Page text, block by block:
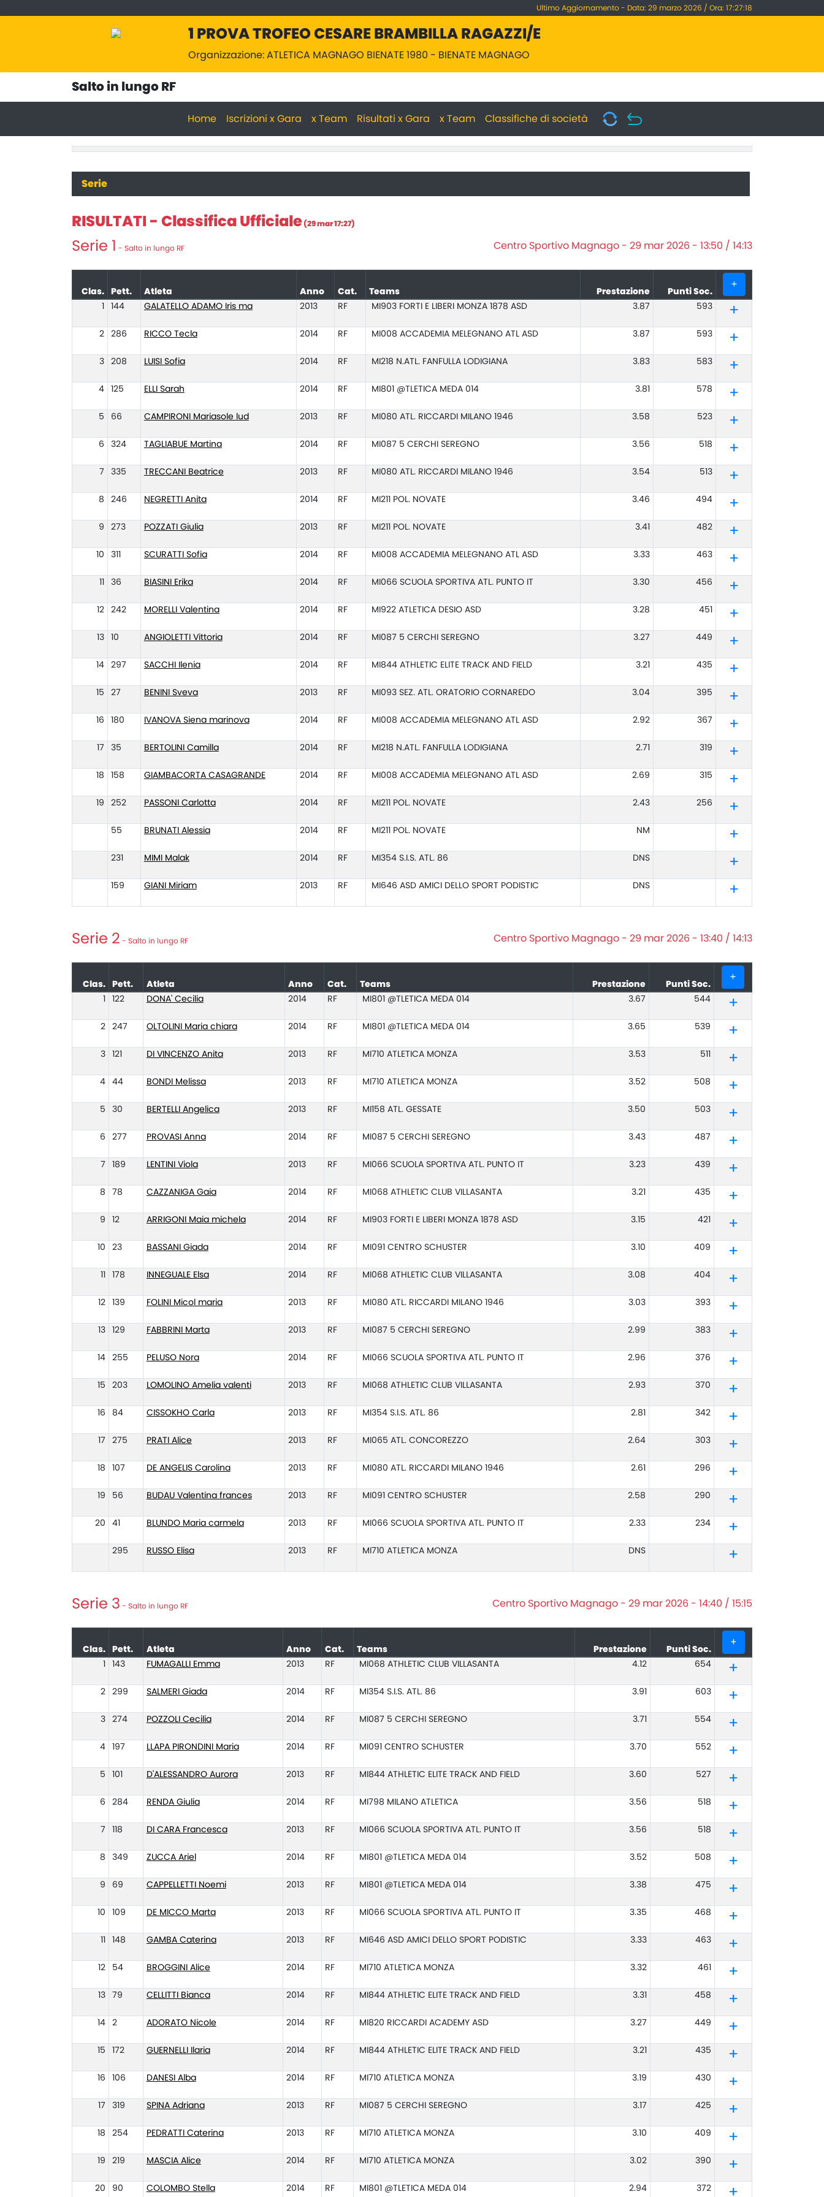
Ultimo Aggiornamento - Data: 29 marzo 2026 / Ora: 17:27:18
1 PROVA TROFEO CESARE BRAMBILLA RAGAZZI/E
Organizzazione: ATLETICA MAGNAGO BIENATE 1980 - BIENATE MAGNAGO
Salto in lungo RF
Home Iscrizioni x Gara x Team Risultati x Gara x Team Classifiche di società
Serie
RISULTATI - Classifica Ufficiale (29 mar 17:27)
Serie 1 - Salto in lungo RF Centro Sportivo Magnago - 29 mar 2026 - 13:50 / 14:13
Clas. Pett. Atleta Anno Cat. Teams Prestazione Punti Soc.
+
144 GALATELLO ADAMO Iris ma 2013 RF MI903 FORTI E LIBERI MONZA 1878 ASD 3.87 593
2 286 RICCO Tecla 2014 RF MI008 ACCADEMIA MELEGNANO ATL ASD 3.87 593
3 208 LUISI Sofia 2014 RF MI218 N.ATL. FANFULLA LODIGIANA 3.83 583
4 125 ELLI Sarah 2014 RF MI801 @TLETICA MEDA 014 3.81 578
5 66 CAMPIRONI Mariasole lud 2013 RF MI080 ATL. RICCARDI MILANO 1946 3.58 523
6 324 TAGLIABUE Martina 2014 RF MI087 5 CERCHI SEREGNO 3.56 518
7 335 TRECCANI Beatrice 2013 RF MI080 ATL. RICCARDI MILANO 1946 3.54 513
8 246 NEGRETTI Anita 2014 RF MI211 POL. NOVATE 3.46 494
9 273 POZZATI Giulia 2013 RF MI211 POL. NOVATE 3.41 482
10 311 SCURATTI Sofia 2014 RF MI008 ACCADEMIA MELEGNANO ATL ASD 3.33 463
36 BIASINI Erika 2014 RF MI066 SCUOLA SPORTIVA ATL. PUNTO IT 3.30 456
12 242 MORELLI Valentina 2014 RF MI922 ATLETICA DESIO ASD 3.28 451
13 10 ANGIOLETTI Vittoria 2014 RF MI087 5 CERCHI SEREGNO 3.27 449
14 297 SACCHI Ilenia 2014 RF MI844 ATHLETIC ELITE TRACK AND FIELD 3.21 435
15 27 BENINI Sveva 2013 RF MI093 SEZ. ATL. ORATORIO CORNAREDO 3.04 395
16 180 IVANOVA Siena marinova 2014 RF MI008 ACCADEMIA MELEGNANO ATL ASD 2.92 367
17 35 BERTOLINI Camilla 2014 RF MI218 N.ATL. FANFULLA LODIGIANA 2.71 319
18 158 GIAMBACORTA CASAGRANDE 2014 RF MI008 ACCADEMIA MELEGNANO ATL ASD 2.69 315
19 252 PASSONI Carlotta 2014 RF MI211 POL. NOVATE 2.43 256
55 BRUNATI Alessia 2014 RF MI211 POL. NOVATE NM
231 MIMI Malak 2014 RF MI354 S.I.S. ATL. 86 DNS
159 GIANI Miriam 2013 RF MI646 ASD AMICI DELLO SPORT PODISTIC DNS
Serie 2 - Salto in lungo RF Centro Sportivo Magnago - 29 mar 2026 - 13:40 / 14:13
Clas. Pett. Atleta Anno Cat. Teams Prestazione Punti Soc.
+
122 DONA' Cecilia 2014 RF MI801 @TLETICA MEDA 014 3.67 544
2 247 OLTOLINI Maria chiara 2014 RF MI801 @TLETICA MEDA 014 3.65 539
3 121 DI VINCENZO Anita 2013 RF MI710 ATLETICA MONZA 3.53 511
4 44 BONDI Melissa 2013 RF MI710 ATLETICA MONZA 3.52 508
5 30 BERTELLI Angelica 2013 RF MI158 ATL. GESSATE 3.50 503
6 277 PROVASI Anna 2014 RF MI087 5 CERCHI SEREGNO 3.43 487
7 189 LENTINI Viola 2013 RF MI066 SCUOLA SPORTIVA ATL. PUNTO IT 3.23 439
8 78 CAZZANIGA Gaia 2014 RF MI068 ATHLETIC CLUB VILLASANTA 3.21 435
9 12 ARRIGONI Maia michela 2014 RF MI903 FORTI E LIBERI MONZA 1878 ASD 3.15 421
10 23 BASSANI Giada 2014 RF MI091 CENTRO SCHUSTER 3.10 409
178 INNEGUALE Elsa 2014 RF MI068 ATHLETIC CLUB VILLASANTA 3.08 404
12 139 FOLINI Micol maria 2013 RF MI080 ATL. RICCARDI MILANO 1946 3.03 393
13 129 FABBRINI Marta 2013 RF MI087 5 CERCHI SEREGNO 2.99 383
14 255 PELUSO Nora 2014 RF MI066 SCUOLA SPORTIVA ATL. PUNTO IT 2.96 376
15 203 LOMOLINO Amelia valenti 2013 RF MI068 ATHLETIC CLUB VILLASANTA 2.93 370
16 84 CISSOKHO Carla 2013 RF MI354 S.I.S. ATL. 86 2.81 342
17 275 PRATI Alice 2013 RF MI065 ATL. CONCOREZZO 2.64 303
18 107 DE ANGELIS Carolina 2013 RF MI080 ATL. RICCARDI MILANO 1946 2.61 296
19 56 BUDAU Valentina frances 2013 RF MI091 CENTRO SCHUSTER 2.58 290
20 41 BLUNDO Maria carmela 2013 RF MI066 SCUOLA SPORTIVA ATL. PUNTO IT 2.33 234
295 RUSSO Elisa 2013 RF MI710 ATLETICA MONZA DNS
Serie 3 - Salto in lungo RF Centro Sportivo Magnago - 29 mar 2026 - 14:40 / 15:15
Clas. Pett. Atleta Anno Cat. Teams Prestazione Punti Soc.
+
143 FUMAGALLI Emma 2013 RF MI068 ATHLETIC CLUB VILLASANTA 4.12 654
2 299 SALMERI Giada 2014 RF MI354 S.I.S. ATL. 86 3.91 603
3 274 POZZOLI Cecilia 2014 RF MI087 5 CERCHI SEREGNO 3.71 554
4 197 LLAPA PIRONDINI Maria 2014 RF MI091 CENTRO SCHUSTER 3.70 552
5 101 D'ALESSANDRO Aurora 2013 RF MI844 ATHLETIC ELITE TRACK AND FIELD 3.60 527
6 284 RENDA Giulia 2014 RF MI798 MILANO ATLETICA 3.56 518
7 118 DI CARA Francesca 2013 RF MI066 SCUOLA SPORTIVA ATL. PUNTO IT 3.56 518
8 349 ZUCCA Ariel 2014 RF MI801 @TLETICA MEDA 014 3.52 508
9 69 CAPPELLETTI Noemi 2013 RF MI801 @TLETICA MEDA 014 3.38 475
10 109 DE MICCO Marta 2013 RF MI066 SCUOLA SPORTIVA ATL. PUNTO IT 3.35 468
148 GAMBA Caterina 2013 RF MI646 ASD AMICI DELLO SPORT PODISTIC 3.33 463
12 54 BROGGINI Alice 2014 RF MI710 ATLETICA MONZA 3.32 461
13 79 CELLITTI Bianca 2014 RF MI844 ATHLETIC ELITE TRACK AND FIELD 3.31 458
14 2 ADORATO Nicole 2014 RF MI820 RICCARDI ACADEMY ASD 3.27 449
15 172 GUERNELLI Ilaria 2014 RF MI844 ATHLETIC ELITE TRACK AND FIELD 3.21 435
16 106 DANESI Alba 2014 RF MI710 ATLETICA MONZA 3.19 430
17 319 SPINA Adriana 2013 RF MI087 5 CERCHI SEREGNO 3.17 425
18 254 PEDRATTI Caterina 2013 RF MI710 ATLETICA MONZA 3.10 409
19 219 MASCIA Alice 2014 RF MI710 ATLETICA MONZA 3.02 390
20 90 COLOMBO Stella 2014 RF MI801 @TLETICA MEDA 014 2.94 372